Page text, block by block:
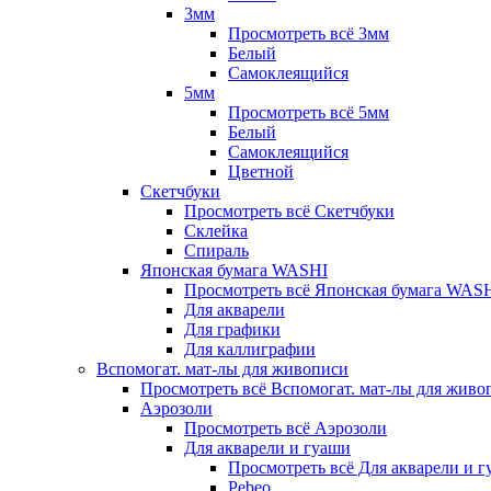
3мм
Просмотреть всё 3мм
Белый
Самоклеящийся
5мм
Просмотреть всё 5мм
Белый
Самоклеящийся
Цветной
Скетчбуки
Просмотреть всё Скетчбуки
Склейка
Спираль
Японская бумага WASHI
Просмотреть всё Японская бумага
Для акварели
Для графики
Для каллиграфии
Вспомогат. мат-лы для живописи
Просмотреть всё Вспомогат. мат-лы для
Аэрозоли
Просмотреть всё Аэрозоли
Для акварели и гуаши
Просмотреть всё Для акварели и
Pebeo